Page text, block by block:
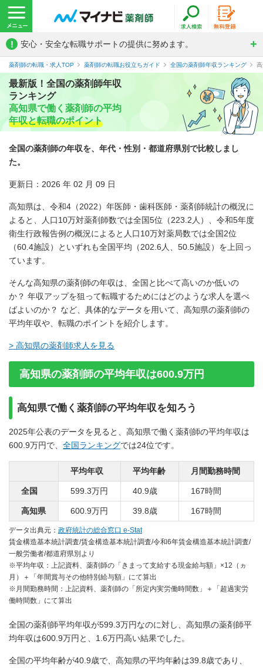
! 安心・安全な転職サポートの提供に努めます。
薬剤師の転職・求人TOP 薬剤師の転職お役立ちガイド 全国の薬剤師年収ランキング
最新版！全国の薬剤師年収
ランキング
高知県で働く薬剤師の平均
年収と転職のポイント
全国の薬剤師の年収を、年代・性別・都道府県別で比較しまし
た。
更新日：2026 年 02 月 09 日
高知県は、令和4（2022）年医師・歯科医師・薬剤師統計の概況に
よると、人口10万対薬剤師数では全国5位（223.2人）、令和5年度
衛生行政報告例の概況によると人口10万対薬局数では全国2位
（60.4施設）といずれも全国平均（202.6人、50.5施設）を上回っ
ています。
そんな高知県の薬剤師の年収は、全国と比べて高いのか低いの
か？ 年収アップを狙って転職するためにはどのような求人を選べ
ばよいのか？ など、具体的なデータを用いて、高知県の薬剤師の
平均年収や、転職のポイントを紹介します。
> 高知県の薬剤師求人を見る
高知県の薬剤師の平均年収は600.9万円
高知県で働く薬剤師の平均年収を知ろう
2025年公表のデータを見ると、高知県で働く薬剤師の平均年収は
600.9万円で、 全国ランキングでは24位です。
平均年収 平均年齢 月間勤務時間
全国 599.3万円 40.9歳 167時間
高知県 600.9万円 39.8歳 167時間
データ出典元： 政府統計の総合窓口 e-Stat
賃金構造基本統計調査/賃金構造基本統計調査/令和6年賃金構造基本統計調査/
一般労働者/都道府県別より
※平均年収：上記資料、薬剤師の「きまって支給する現金給与額」×12（ヵ
月）＋「年間賞与その他特別給与額」にて算出
※月間勤務時間：上記資料、薬剤師の「所定内実労働時間数」＋「超過実労
働時間数」にて算出
全国の薬剤師平均年収が599.3万円なのに対し、高知県の薬剤師平
均年収は600.9万円と、1.6万円高い結果でした。
全国の平均年齢が40.9歳で、高知県の平均年齢は39.8歳であり、